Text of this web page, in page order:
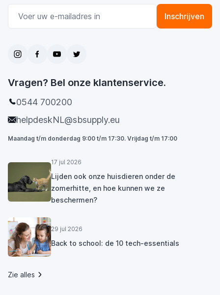
Inschrijven
Vragen? Bel onze klantenservice.
0544 700200
helpdeskNL@sbsupply.eu
Maandag t/m donderdag 9:00 t/m 17:30. Vrijdag t/m 17:00
17 jul 2026
Lijden ook onze huisdieren onder de
zomerhitte, en hoe kunnen we ze
beschermen?
29 jul 2026
Back to school: de 10 tech-essentials
Zie alles